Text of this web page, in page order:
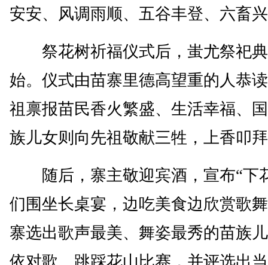
安安、风调雨顺、五谷丰登、六畜
祭花树祈福仪式后，蚩尤祭祀典
始。仪式由苗寨里德高望重的人恭
祖禀报苗民香火繁盛、生活幸福、
族儿女则向先祖敬献三牲，上香叩
随后，寨主敬迎宾酒，宣布“下
们围坐长桌宴，边吃美食边欣赏歌
寨选出歌声最美、舞姿最秀的苗族
依对歌、跳踩花山比赛，并评选出